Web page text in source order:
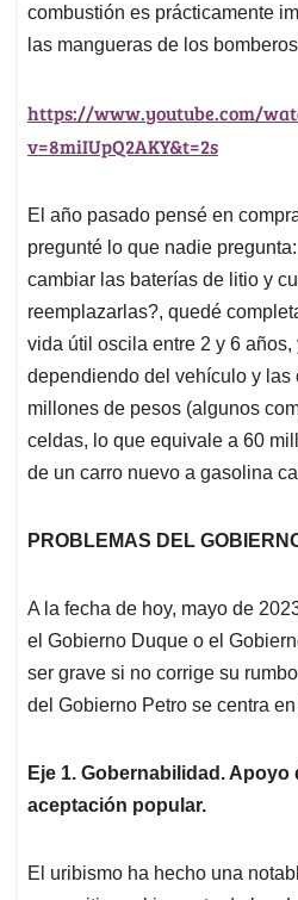
combustión es prácticamente
las mangueras de los
https://www.youtube.com/
v=8miIUpQ2AKY&t=2s
El año pasado pensé en
pregunté lo que nadie
cambiar las baterías de litio y
reemplazarlas?, quedé
vida útil oscila entre 2 y 6 años,
dependiendo del vehículo y las
millones de pesos (algunos
celdas, lo que equivale a 60
de un carro nuevo a gasolina
PROBLEMAS DEL
A la fecha de hoy, mayo de
el Gobierno Duque o el
ser grave si no corrige su
del Gobierno Petro se centra
Eje 1. Gobernabilidad.
aceptación popular.
El uribismo ha hecho una